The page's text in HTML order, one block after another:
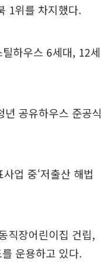
1위를 차지했다.
하우스 6세대, 12세
공유하우스 준공식
업 중‘저출산 해법
직장어린이집 건립,
운용하고 있다.